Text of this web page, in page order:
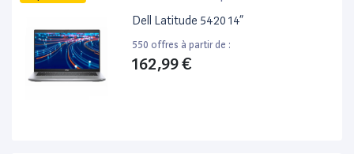
Dell Latitude 5420 14”
550 offres à partir de :
162,99 €